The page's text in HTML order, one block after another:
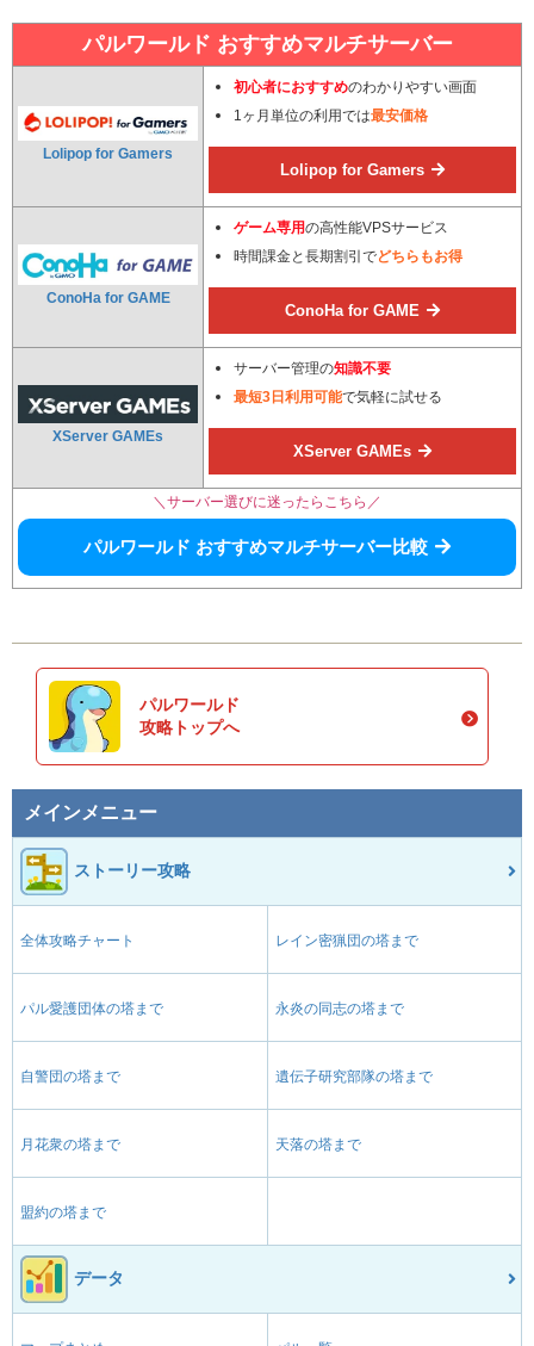
パルワールド おすすめマルチサーバー
Lolipop for Gamers
初心者におすすめのわかりやすい画面
1ヶ月単位の利用では最安価格
Lolipop for Gamers
ConoHa for GAME
ゲーム専用の高性能VPSサービス
時間課金と長期割引でどちらもお得
ConoHa for GAME
XServer GAMEs
サーバー管理の知識不要
最短3日利用可能で気軽に試せる
XServer GAMEs
＼サーバー選びに迷ったらこちら／
パルワールド おすすめマルチサーバー比較
パルワールド
攻略トップへ
メインメニュー
ストーリー攻略
全体攻略チャート レイン密猟団の塔まで
パル愛護団体の塔まで 永炎の同志の塔まで
自警団の塔まで 遺伝子研究部隊の塔まで
月花衆の塔まで 天落の塔まで
盟約の塔まで
データ